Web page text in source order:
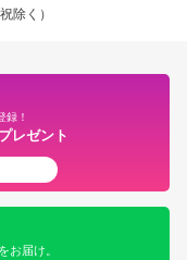
除く）
録！
レゼント
お届け。